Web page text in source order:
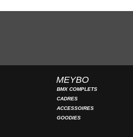
MEYBO
BMX COMPLETS
CADRES
ACCESSOIRES
GOODIES